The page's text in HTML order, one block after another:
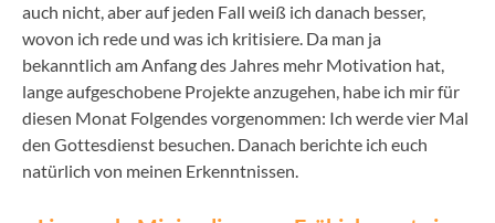
auch nicht, aber auf jeden Fall weiß ich danach besser,
wovon ich rede und was ich kritisiere. Da man ja
bekanntlich am Anfang des Jahres mehr Motivation hat,
lange aufgeschobene Projekte anzugehen, habe ich mir für
diesen Monat Folgendes vorgenommen: Ich werde vier Mal
den Gottesdienst besuchen. Danach berichte ich euch
natürlich von meinen Erkenntnissen.